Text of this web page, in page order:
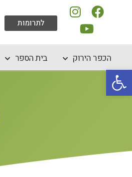
פתח סרגל נגישות
לתרומות
הכפר הירוק בית הספר